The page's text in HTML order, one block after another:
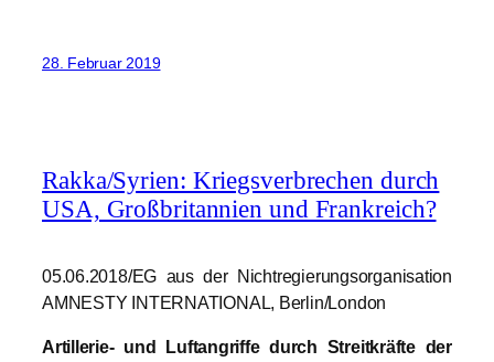
28. Februar 2019
Rakka/Syrien: Kriegsverbrechen durch
USA, Großbritannien und Frankreich?
05.06.2018/EG aus der Nichtregierungsorganisation
AMNESTY INTERNATIONAL, Berlin/London
Artillerie- und Luftangriffe durch Streitkräfte der